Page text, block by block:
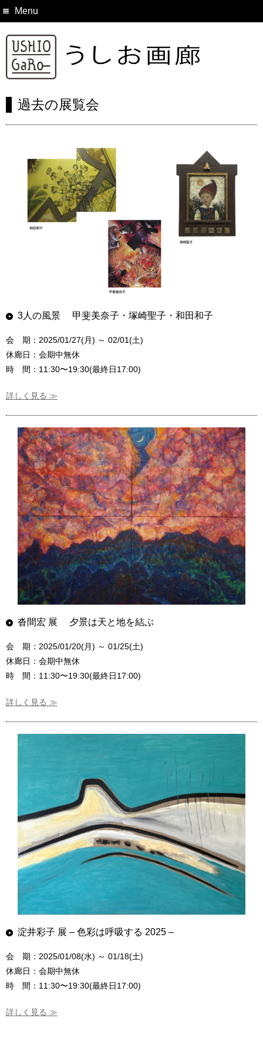
Menu
過去の展覧会
3人の風景 甲斐美奈子・塚崎聖子・和田和子
会 期：2025/01/27(月) ～ 02/01(土)
休廊日：会期中無休
時 間：11:30〜19:30(最終日17:00)
詳しく見る ≫
沓間宏 展 夕景は天と地を結ぶ
会 期：2025/01/20(月) ～ 01/25(土)
休廊日：会期中無休
時 間：11:30〜19:30(最終日17:00)
詳しく見る ≫
淀井彩子 展 – 色彩は呼吸する 2025 –
会 期：2025/01/08(水) ～ 01/18(土)
休廊日：会期中無休
時 間：11:30〜19:30(最終日17:00)
詳しく見る ≫